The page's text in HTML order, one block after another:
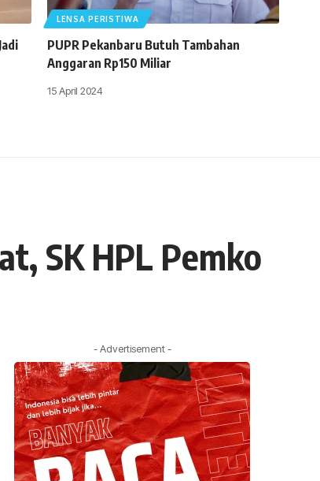
LENSA PERISTIWA
PUPR Pekanbaru Butuh Tambahan
Anggaran Rp150 Miliar
15 April 2024
SK HPL Pemko
- Advertisement -